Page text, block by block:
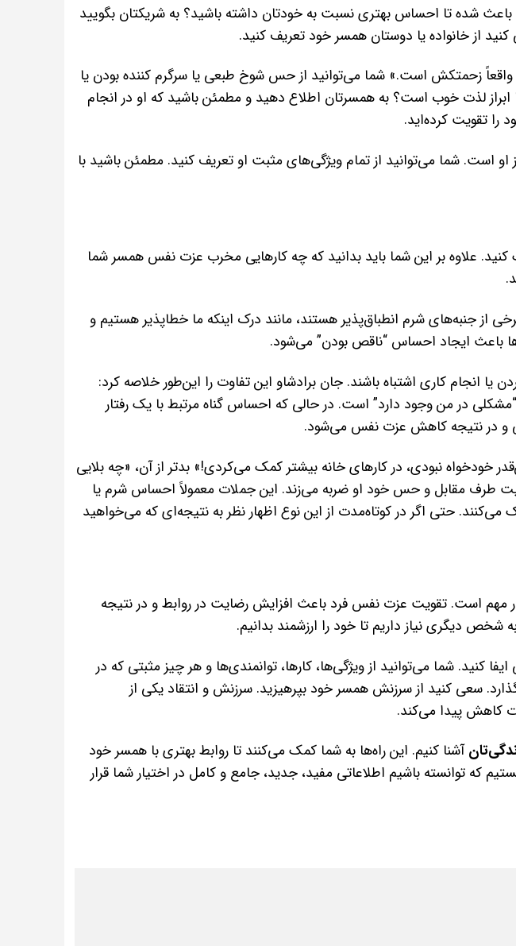
باعث شده تا احساس بهتری نسبت به خودتان داشته باشید؟ به شریکتان بگویید
از خانواده یا دوستان همسر خود تعریف کنید.
زحمتکش است.» شما می‌توانید از حس شوخ طبعی یا سرگرم کننده بودن یا
لذت خوب است؟ به همسرتان اطلاع دهید و مطمئن باشید که او در انجام
تقویت کرده‌اید.
او است. شما می‌توانید از تمام ویژگی‌های مثبت او تعریف کنید. مطمئن باشید با
علاوه بر این شما باید بدانید که چه کارهایی مخرب عزت نفس همسر شما
جنبه‌های شرم انطباق‌پذیر هستند، مانند درک اینکه ما خطاپذیر هستیم و
باعث ایجاد احساس “ناقص بودن” می‌شود.
کاری اشتباه باشند. جان برادشاو این تفاوت را این‌طور خلاصه کرد:
در من وجود دارد” است. در حالی که احساس گناه مرتبط با یک رفتار
و در نتیجه کاهش عزت نفس می‌شود.
خودخواه نبودی، در کارهای خانه بیشتر کمک می‌کردی!» بدتر از آن، «چه بلایی
طرف مقابل و حس خود او ضربه می‌زند. این جملات معمولاً احساس شرم یا
می‌کنند. حتی اگر در کوتاه‌مدت از این نوع اظهار نظر به نتیجه‌ای که می‌خواهید
مهم است. تقویت عزت نفس فرد باعث افزایش رضایت در روابط و در نتیجه
دیگری نیاز داریم تا خود را ارزشمند بدانیم.
کنید. شما می‌توانید از ویژگی‌ها، کارها، توانمندی‌ها و هر چیز مثبتی که در
سعی کنید از سرزنش همسر خود بپرهیزید. سرزنش و انتقاد یکی از
کاهش پیدا می‌کند.
آشنا کنیم. این راه‌ها به شما کمک می‌کنند تا روابط بهتری با همسر خود
که توانسته باشیم اطلاعاتی مفید، جدید، جامع و کامل در اختیار شما قرار